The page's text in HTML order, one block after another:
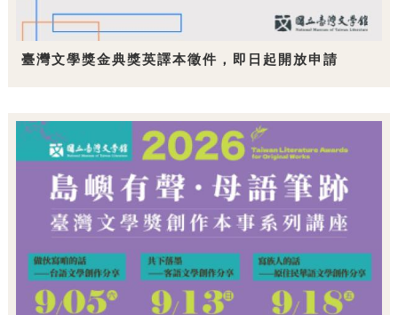
臺灣文學獎金典獎英譯本徵件，即日起開放申請